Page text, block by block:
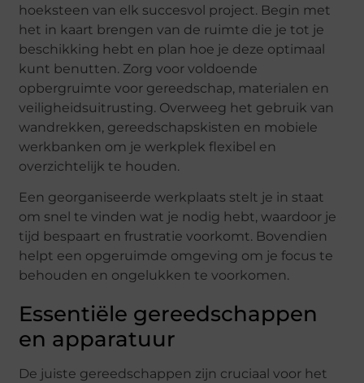
hoeksteen van elk succesvol project. Begin met
het in kaart brengen van de ruimte die je tot je
beschikking hebt en plan hoe je deze optimaal
kunt benutten. Zorg voor voldoende
opbergruimte voor gereedschap, materialen en
veiligheidsuitrusting. Overweeg het gebruik van
wandrekken, gereedschapskisten en mobiele
werkbanken om je werkplek flexibel en
overzichtelijk te houden.
Een georganiseerde werkplaats stelt je in staat
om snel te vinden wat je nodig hebt, waardoor je
tijd bespaart en frustratie voorkomt. Bovendien
helpt een opgeruimde omgeving om je focus te
behouden en ongelukken te voorkomen.
Essentiële gereedschappen
en apparatuur
De juiste gereedschappen zijn cruciaal voor het